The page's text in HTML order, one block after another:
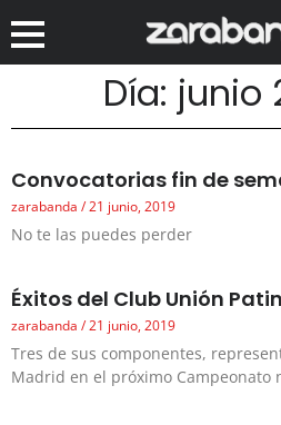
Día: junio
Convocatorias fin de
zarabanda 21 junio, 2019
No te las puedes perder
Éxitos del Club Unión
zarabanda 21 junio, 2019
Tres de sus componentes,
Madrid en el próximo Campeonato